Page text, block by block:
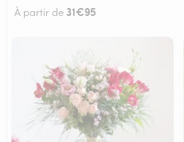
À partir de 31€95